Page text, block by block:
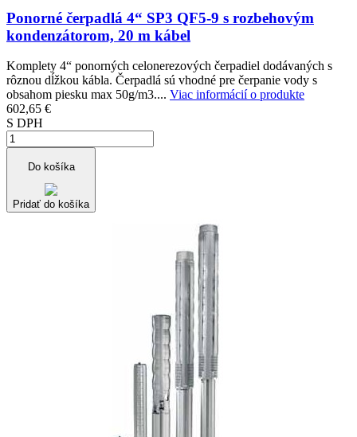
Ponorné čerpadlá 4“ SP3 QF5-9 s rozbehovým
kondenzátorom, 20 m kábel
Komplety 4“ ponorných celonerezových čerpadiel dodávaných s
rôznou dĺžkou kábla. Čerpadlá sú vhodné pre čerpanie vody s
obsahom piesku max 50g/m3.... Viac informácií o produkte
602,65 €
S DPH
Do košíka
Pridať do košíka